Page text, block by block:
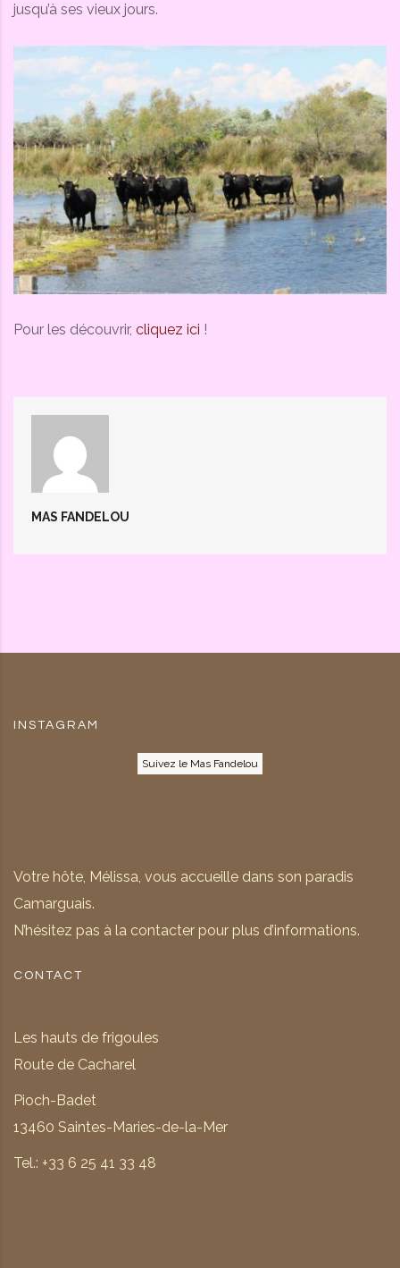
jusqu’à ses vieux jours.
Pour les découvrir, cliquez ici !
MAS FANDELOU
INSTAGRAM
Suivez le Mas Fandelou
Votre hôte, Mélissa, vous accueille dans son paradis
Camarguais.
N’hésitez pas à la contacter pour plus d’informations.
CONTACT
Les hauts de frigoules
Route de Cacharel
Pioch-Badet
13460 Saintes-Maries-de-la-Mer
Tel.: +33 6 25 41 33 48